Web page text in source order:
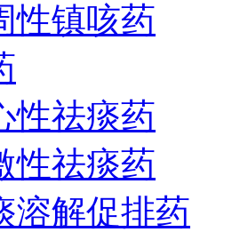
性镇咳药
性祛痰药
性祛痰药
溶解促排药